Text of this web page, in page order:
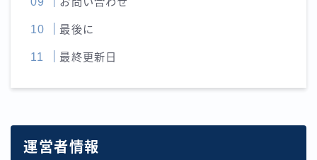
最後に
最終更新日
運営者情報